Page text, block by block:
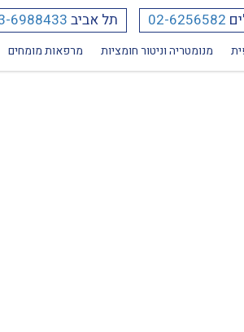
תל אביב6988433 02-6256582
מנומטריה וניטור חומציות מרפאות מומחים